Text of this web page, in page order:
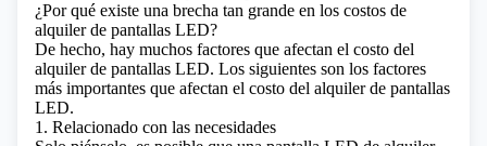
¿Por qué existe una brecha tan grande en los costos de
alquiler de pantallas LED?
De hecho, hay muchos factores que afectan el costo del
alquiler de pantallas LED. Los siguientes son los factores
más importantes que afectan el costo del alquiler de pantallas
LED.
1. Relacionado con las necesidades